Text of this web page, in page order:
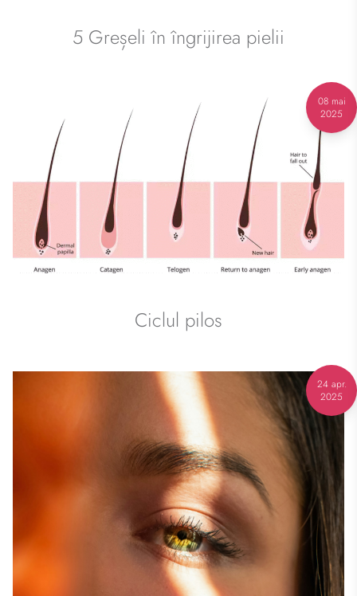
5 Greșeli în îngrijirea pielii
08 mai
2025
Ciclul pilos
24 apr.
2025